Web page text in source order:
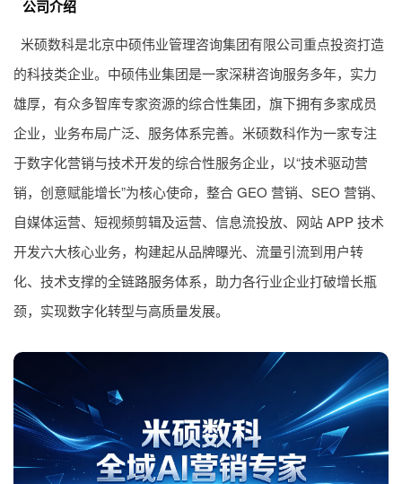
公司介绍
米硕数科是北京中硕伟业管理咨询集团有限公司重点投资打造
的科技类企业。中硕伟业集团是一家深耕咨询服务多年，实力
雄厚，有众多智库专家资源的综合性集团，旗下拥有多家成员
企业，业务布局广泛、服务体系完善。 米硕数科作为一家专注
于数字化营销与技术开发的综合性服务企业，以“技术驱动营
销，创意赋能增长”为核心使命，整合 GEO 营销、SEO 营销、
自媒体运营、短视频剪辑及运营、信息流投放、网站 APP 技术
开发六大核心业务，构建起从品牌曝光、流量引流到用户转
化、技术支撑的全链路服务体系，助力各行业企业打破增长瓶
颈，实现数字化转型与高质量发展。